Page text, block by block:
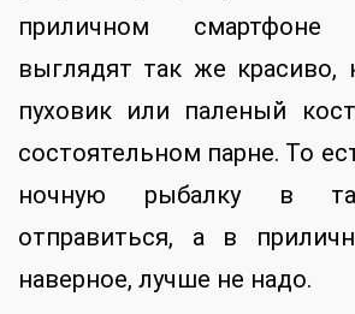
приличном
выглядят так же красиво,
пуховик или паленый
состоятельном парне. То
ночную рыбалку в
отправиться, а в
наверное, лучше не надо.